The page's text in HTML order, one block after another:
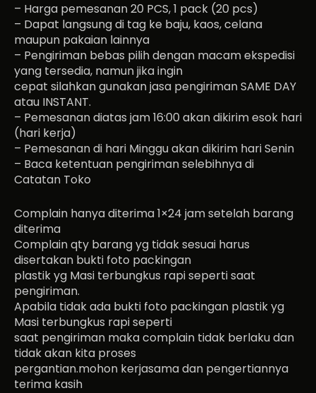
– Harga pemesanan 20 PCS, 1 pack (20 pcs)
– Dapat langsung di tag ke baju, kaos, celana
maupun pakaian lainnya
– Pengiriman bebas pilih dengan macam ekspedisi
yang tersedia, namun jika ingin
cepat silahkan gunakan jasa pengiriman SAME DAY
atau INSTANT.
– Pemesanan diatas jam 16:00 akan dikirim esok hari
(hari kerja)
– Pemesanan di hari Minggu akan dikirim hari Senin
– Baca ketentuan pengiriman selebihnya di
Catatan Toko
Complain hanya diterima 1×24 jam setelah barang
diterima
Complain qty barang yg tidak sesuai harus
disertakan bukti foto packingan
plastik yg Masi terbungkus rapi seperti saat
pengiriman.
Apabila tidak ada bukti foto packingan plastik yg
Masi terbungkus rapi seperti
saat pengiriman maka complain tidak berlaku dan
tidak akan kita proses
pergantian.mohon kerjasama dan pengertiannya
terima kasih